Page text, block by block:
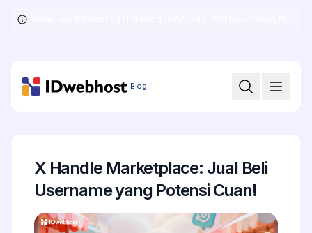
Blog
X Handle Marketplace: Jual Beli
Username yang Potensi Cuan!